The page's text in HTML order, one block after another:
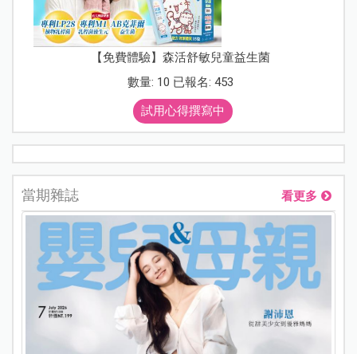
【免費體驗】森活舒敏兒童益生菌
數量: 10 已報名: 453
試用心得撰寫中
當期雜誌 看更多